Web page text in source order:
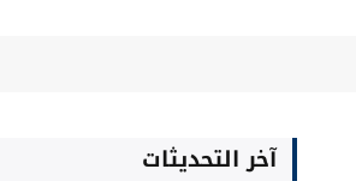
آخر التحديثات